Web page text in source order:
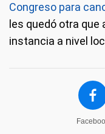
Congreso para
les quedó otra
instancia a nivel